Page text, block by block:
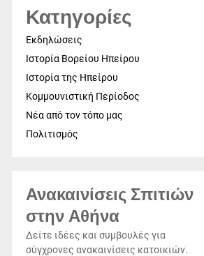
Κατηγορίες
Εκδηλώσεις
Ιστορία Βορείου Ηπείρου
Ιστορία της Ηπείρου
Κομμουνιστική Περίοδος
Νέα από τον τόπο μας
Πολιτισμός
Ανακαινίσεις Σπιτιών
στην Αθήνα
Δείτε ιδέες και συμβουλές για
σύγχρονες ανακαινίσεις κατοικιών.